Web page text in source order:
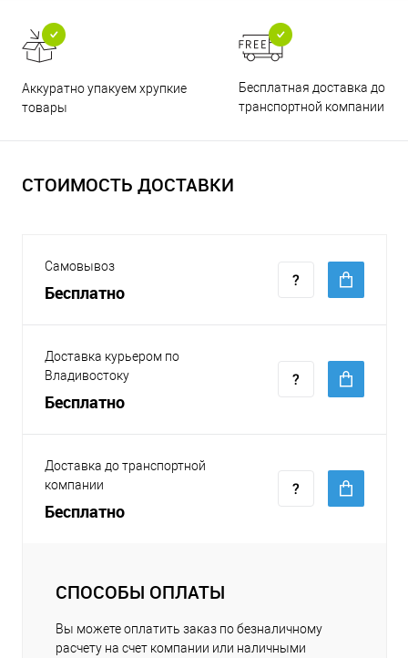
Аккуратно упакуем хрупкие
товары
Бесплатная доставка до
транспортной компании
СТОИМОСТЬ ДОСТАВКИ
Самовывоз
Бесплатно
Доставка курьером по
Владивостоку
Бесплатно
Доставка до транспортной
компании
Бесплатно
СПОСОБЫ ОПЛАТЫ
Вы можете оплатить заказ по безналичному
расчету на счет компании или наличными